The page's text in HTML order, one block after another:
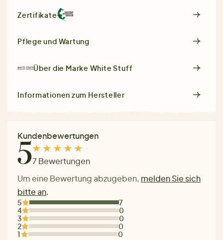
Zertifikate
Pflege und Wartung
Über die Marke White Stuff
Informationen zum Hersteller
Kundenbewertungen
57 Bewertungen
Um eine Bewertung abzugeben, melden Sie sich
bitte an.
5
7
4
0
3
0
2
0
1
0